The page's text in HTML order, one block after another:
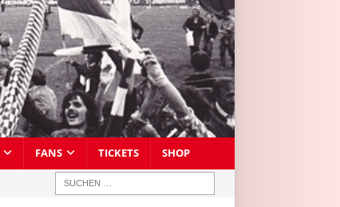
FANS TICKETS SHOP